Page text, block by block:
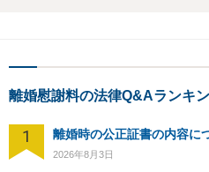
離婚慰謝料の法律Q&Aランキ
1 離婚時の公正証書の内容に
2026年8月3日